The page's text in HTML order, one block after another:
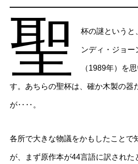
聖 杯の謎というと
ンディ・ジョー
（1989年）を
す。あちらの聖杯は、確か木製の器
が‥‥。
各所で大きな物議をかもしたことで
が、まず原作本が44言語に訳された